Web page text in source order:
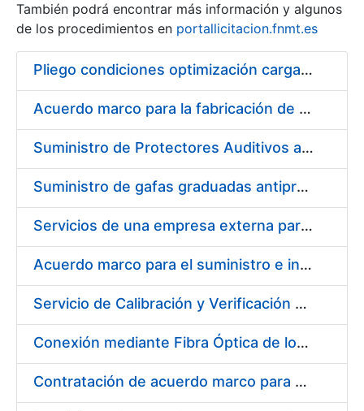
Show/Hide
También podrá encontrar más información y algunos
de los procedimientos en portallicitacion.fnmt.es
Pliego condiciones optimización cargas compras firmado
Acuerdo marco para la fabricación de piezas
Suministro de Protectores Auditivos a medida para las personas trabajadoras de los Centros de Trabajo de Madrid y Burgos
Suministro de gafas graduadas antiproyecciones para los trabajadores de la FNMT-RCM en los centros de trabajo de Madrid y Burgos
Servicios de una empresa externa para el asesoramiento y resolución de los recursos de alzada que se presentan relacionados con procesos de selección para la FNMT-RCM
Acuerdo marco para el suministro e instalación de persianas, estores y otros complementos
Servicio de Calibración y Verificación Externa de los Equipos de Medición del Servicio de Prevención de la FNMT-RCM
Conexión mediante Fibra Óptica de los Centros de Proceso de Datos (CPDs) de las sedes de la FNMT-RCM de Burgos y Madrid
Contratación de acuerdo marco para el Suministro de Material de Electricidad para la Fábrica Nacional de Moneda y Timbre-Real Casa de la Moneda en su centro de trabajo de Burgos